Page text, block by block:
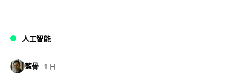
人工智能
藍骨 1 日